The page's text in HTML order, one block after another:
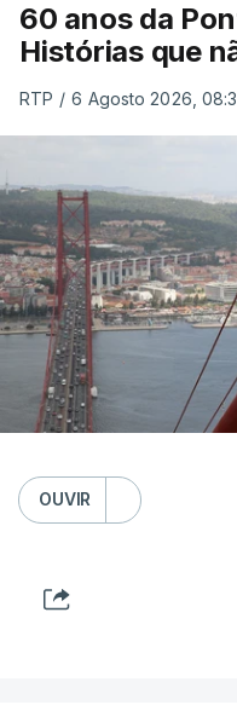
60 anos da
Histórias que
RTP / 6 Agosto 2026,
OUVIR